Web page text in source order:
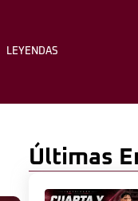
HINCHADA
LEYENDAS
Últimas